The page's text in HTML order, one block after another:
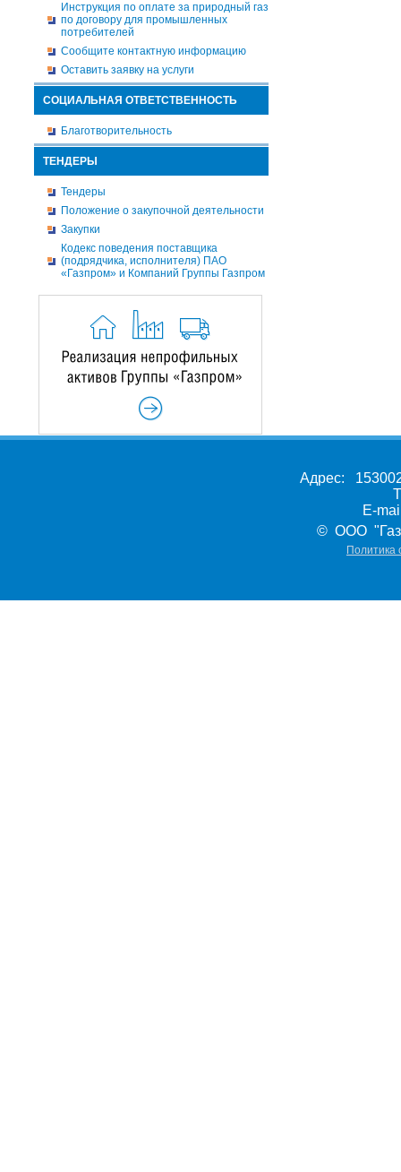
Инструкция по оплате за природный газ
по договору для промышленных
потребителей
Сообщите контактную информацию
Оставить заявку на услуги
СОЦИАЛЬНАЯ ОТВЕТСТВЕННОСТЬ
Благотворительность
ТЕНДЕРЫ
Тендеры
Положение о закупочной деятельности
Закупки
Кодекс поведения поставщика
(подрядчика, исполнителя) ПАО
«Газпром» и Компаний Группы Газпром
Адрес:
E-
© ООО
Политика